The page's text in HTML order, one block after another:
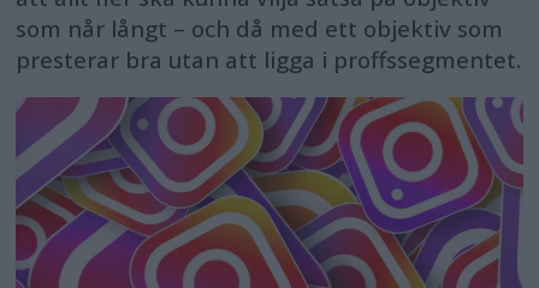
som når långt – och då med ett objektiv som
presterar bra utan att ligga i proffssegmentet.